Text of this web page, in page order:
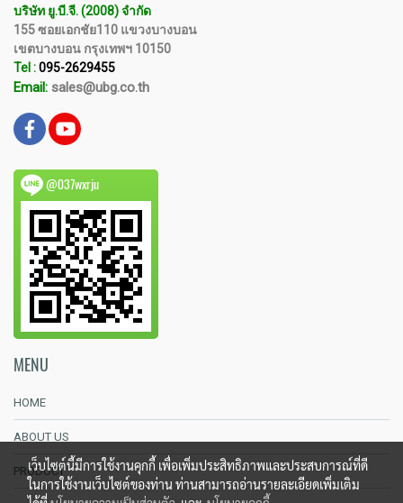
บริษัท ยู.บี.จี. (2008) จำกัด
155 ซอยเอกชัย110 แขวงบางบอน
เขตบางบอน กรุงเทพฯ 10150
Tel :095-2629455
Email: sales@ubg.co.th
@037wxrju
MENU
HOME
ABOUT US
PRODUCT
เว็บไซต์นี้มีการใช้งานคุกกี้ เพื่อเพิ่มประสิทธิภาพและประสบการณ์ที่ดี
ในการใช้งานเว็บไซต์ของท่าน ท่านสามารถอ่านรายละเอียดเพิ่มเติม